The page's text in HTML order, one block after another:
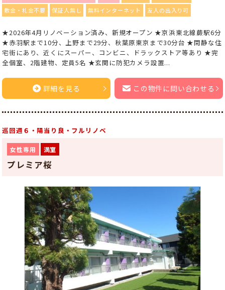
敷金・礼金不要
保証人無し 無料インターネット 友人の出入り可
★2026年4月リノベーション済み、新規オープン ★京浜東北線蕨駅6分
★赤羽駅まで10分、上野まで29分、秋葉原東京まで30分台 ★閑静な住
宅街にあり、近くにスーパー、コンビニ、ドラックストア等あり ★完
全個室、2階建物、定員5名 ★玄関に防犯カメラ設置...
詳細を見る この物件に問い合わせる
巡回週６・陽当り良・フルリノベ
女性専用 満室
プレミア桜